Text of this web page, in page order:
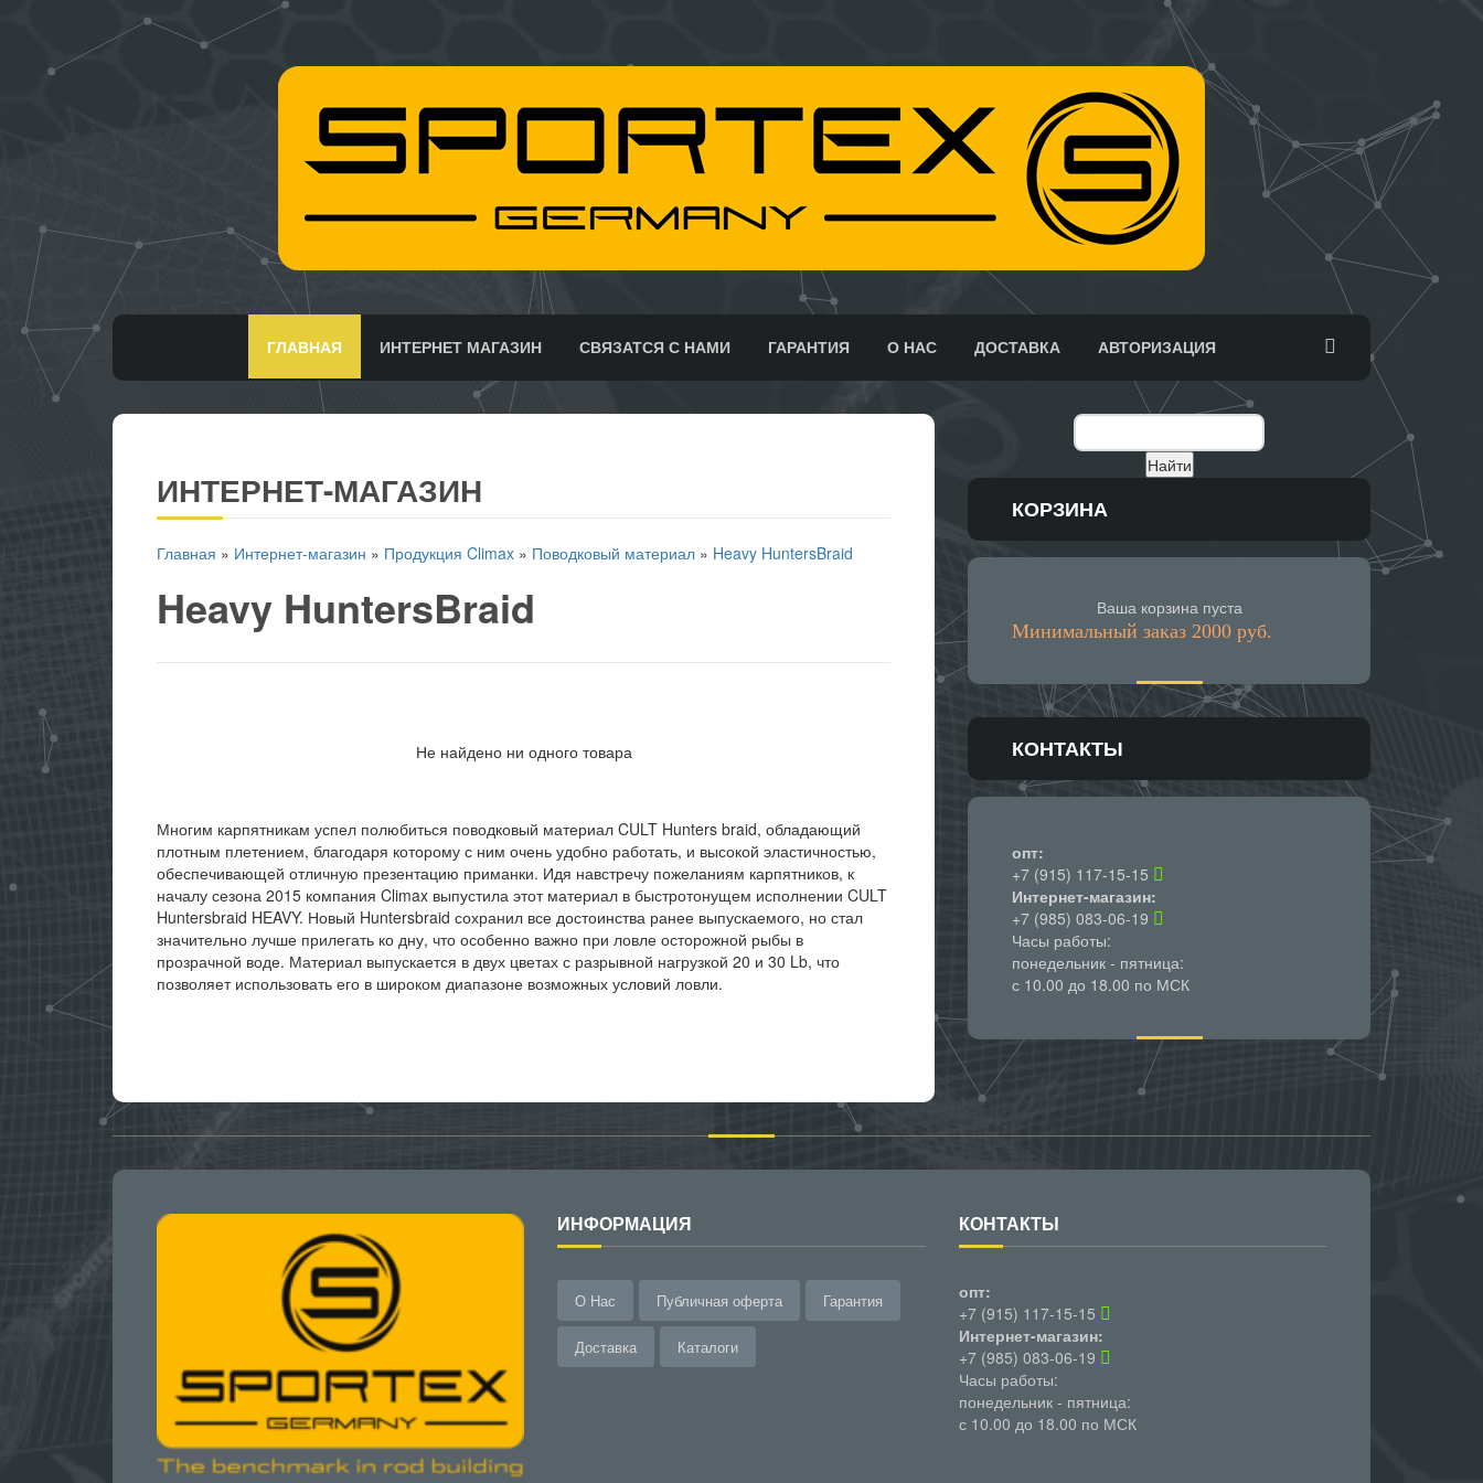
ГЛАВНАЯ ИНТЕРНЕТ МАГАЗИН СВЯЗАТСЯ С НАМИ ГАРАНТИЯ О НАС ДОСТАВКА АВТОРИЗАЦИЯ
ИНТЕРНЕТ-МАГАЗИН
Главная » Интернет-магазин » Продукция Climax » Поводковый материал » Heavy HuntersBraid
Heavy HuntersBraid
Не найдено ни одного товара
Многим карпятникам успел полюбиться поводковый материал CULT Hunters braid, обладающий
плотным плетением, благодаря которому с ним очень удобно работать, и высокой эластичностью,
обеспечивающей отличную презентацию приманки. Идя навстречу пожеланиям карпятников, к
началу сезона 2015 компания Climax выпустила этот материал в быстротонущем исполнении CULT
Huntersbraid HEAVY. Новый Huntersbraid сохранил все достоинства ранее выпускаемого, но стал
значительно лучше прилегать ко дну, что особенно важно при ловле осторожной рыбы в
прозрачной воде. Материал выпускается в двух цветах с разрывной нагрузкой 20 и 30 Lb, что
позволяет использовать его в широком диапазоне возможных условий ловли.
КОРЗИНА
Ваша корзина пуста
Минимальный заказ 2000 руб.
КОНТАКТЫ
опт:
+7 (915) 117-15-15
Интернет-магазин:
+7 (985) 083-06-19
Часы работы:
понедельник - пятница:
с 10.00 до 18.00 по МСК
ИНФОРМАЦИЯ
О Нас Публичная оферта Гарантия
Доставка Каталоги
КОНТАКТЫ
опт:
+7 (915) 117-15-15
Интернет-магазин:
+7 (985) 083-06-19
Часы работы:
понедельник - пятница:
с 10.00 до 18.00 по МСК